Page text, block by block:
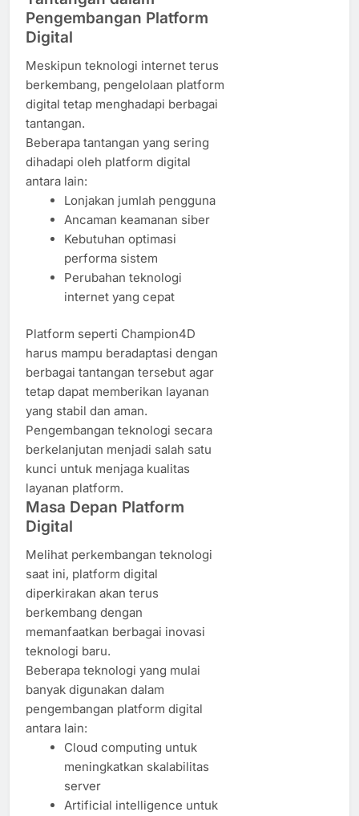
Pengembangan Platform
Digital
Meskipun teknologi internet terus
berkembang, pengelolaan platform
digital tetap menghadapi berbagai
tantangan.
Beberapa tantangan yang sering
dihadapi oleh platform digital
antara lain:
Lonjakan jumlah pengguna
Ancaman keamanan siber
Kebutuhan optimasi
performa sistem
Perubahan teknologi
internet yang cepat
Platform seperti Champion4D
harus mampu beradaptasi dengan
berbagai tantangan tersebut agar
tetap dapat memberikan layanan
yang stabil dan aman.
Pengembangan teknologi secara
berkelanjutan menjadi salah satu
kunci untuk menjaga kualitas
layanan platform.
Masa Depan Platform
Digital
Melihat perkembangan teknologi
saat ini, platform digital
diperkirakan akan terus
berkembang dengan
memanfaatkan berbagai inovasi
teknologi baru.
Beberapa teknologi yang mulai
banyak digunakan dalam
pengembangan platform digital
antara lain:
Cloud computing untuk
meningkatkan skalabilitas
server
Artificial intelligence untuk